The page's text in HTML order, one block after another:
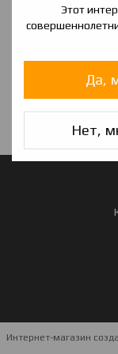
Этот
Да,
Нет,
Интернет-магазин